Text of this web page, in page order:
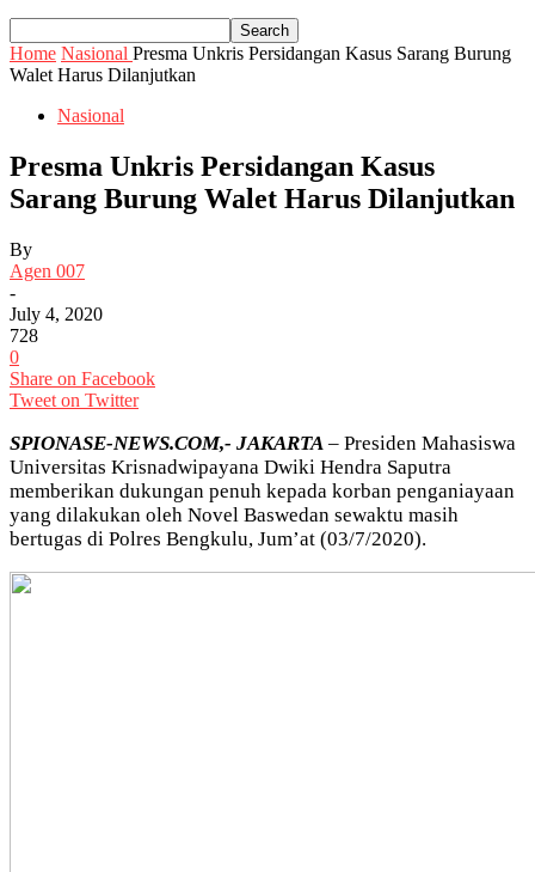
Home Nasional Presma Unkris Persidangan Kasus Sarang Burung
Walet Harus Dilanjutkan
Nasional
Presma Unkris Persidangan Kasus
Sarang Burung Walet Harus Dilanjutkan
By
Agen 007
-
July 4, 2020
728
0
Share on Facebook
Tweet on Twitter
SPIONASE-NEWS.COM,- JAKARTA – Presiden Mahasiswa
Universitas Krisnadwipayana Dwiki Hendra Saputra
memberikan dukungan penuh kepada korban penganiayaan
yang dilakukan oleh Novel Baswedan sewaktu masih
bertugas di Polres Bengkulu, Jum’at (03/7/2020).